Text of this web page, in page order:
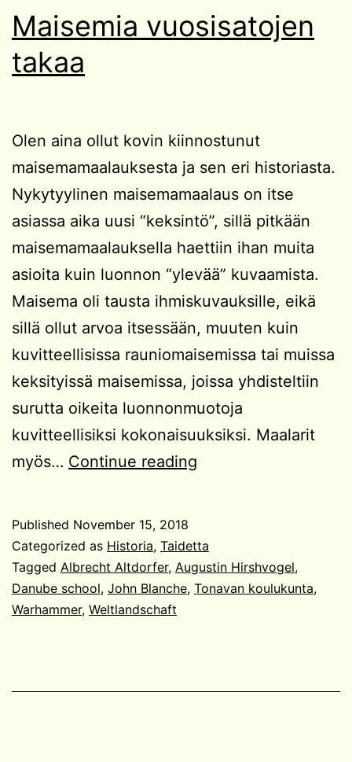
Maisemia vuosisatojen
takaa
Olen aina ollut kovin kiinnostunut
maisemamaalauksesta ja sen eri historiasta.
Nykytyylinen maisemamaalaus on itse
asiassa aika uusi “keksintö”, sillä pitkään
maisemamaalauksella haettiin ihan muita
asioita kuin luonnon “ylevää” kuvaamista.
Maisema oli tausta ihmiskuvauksille, eikä
sillä ollut arvoa itsessään, muuten kuin
kuvitteellisissa rauniomaisemissa tai muissa
keksityissä maisemissa, joissa yhdisteltiin
surutta oikeita luonnonmuotoja
kuvitteellisiksi kokonaisuuksiksi. Maalarit
myös… Continue reading
Published November 15, 2018
Categorized as Historia, Taidetta
Tagged Albrecht Altdorfer, Augustin Hirshvogel,
Danube school, John Blanche, Tonavan koulukunta,
Warhammer, Weltlandschaft